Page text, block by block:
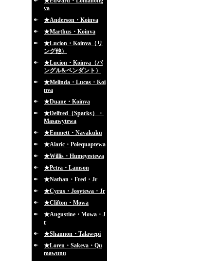
va
★Anderson・Koinva
★Marthus・Koinva
★Lucion・Koinva（リ
ング他）
★Lucion・Koinva（バ
ングル&ペンダント）
★Melinda・Lucas・Koi
nva
★Duane・Koinva
★Delfred（Sparks）・
Masawytewa
★Emmett・Navakuku
★Alaric・Polequaptewa
★Willis・Humeyestewa
★Petra・Lamson
★Nathan・Fred・Jr
★Cyrus・Josytewa・Jr
★Clifton・Mowa
★Augustine・Mowa・J
r
★Shannon・Talawepi
★Loren・Sakeva・Qu
mawunu